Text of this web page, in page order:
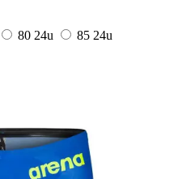
80 24u 85 24u